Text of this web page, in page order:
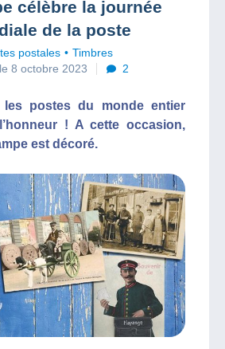
célèbre la journée
de la poste
postales
Timbres
8 octobre 2023
2
postes du monde entier
! A cette occasion,
est décoré.